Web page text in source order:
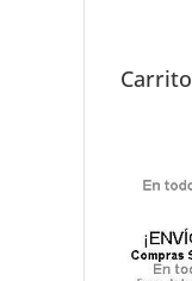
Carrito